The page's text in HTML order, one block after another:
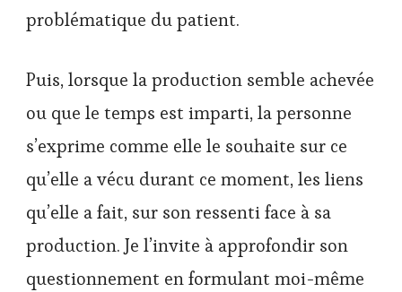
problématique du patient.
Puis, lorsque la production semble achevée
ou que le temps est imparti, la personne
s’exprime comme elle le souhaite sur ce
qu’elle a vécu durant ce moment, les liens
qu’elle a fait, sur son ressenti face à sa
production. Je l’invite à approfondir son
questionnement en formulant moi-même